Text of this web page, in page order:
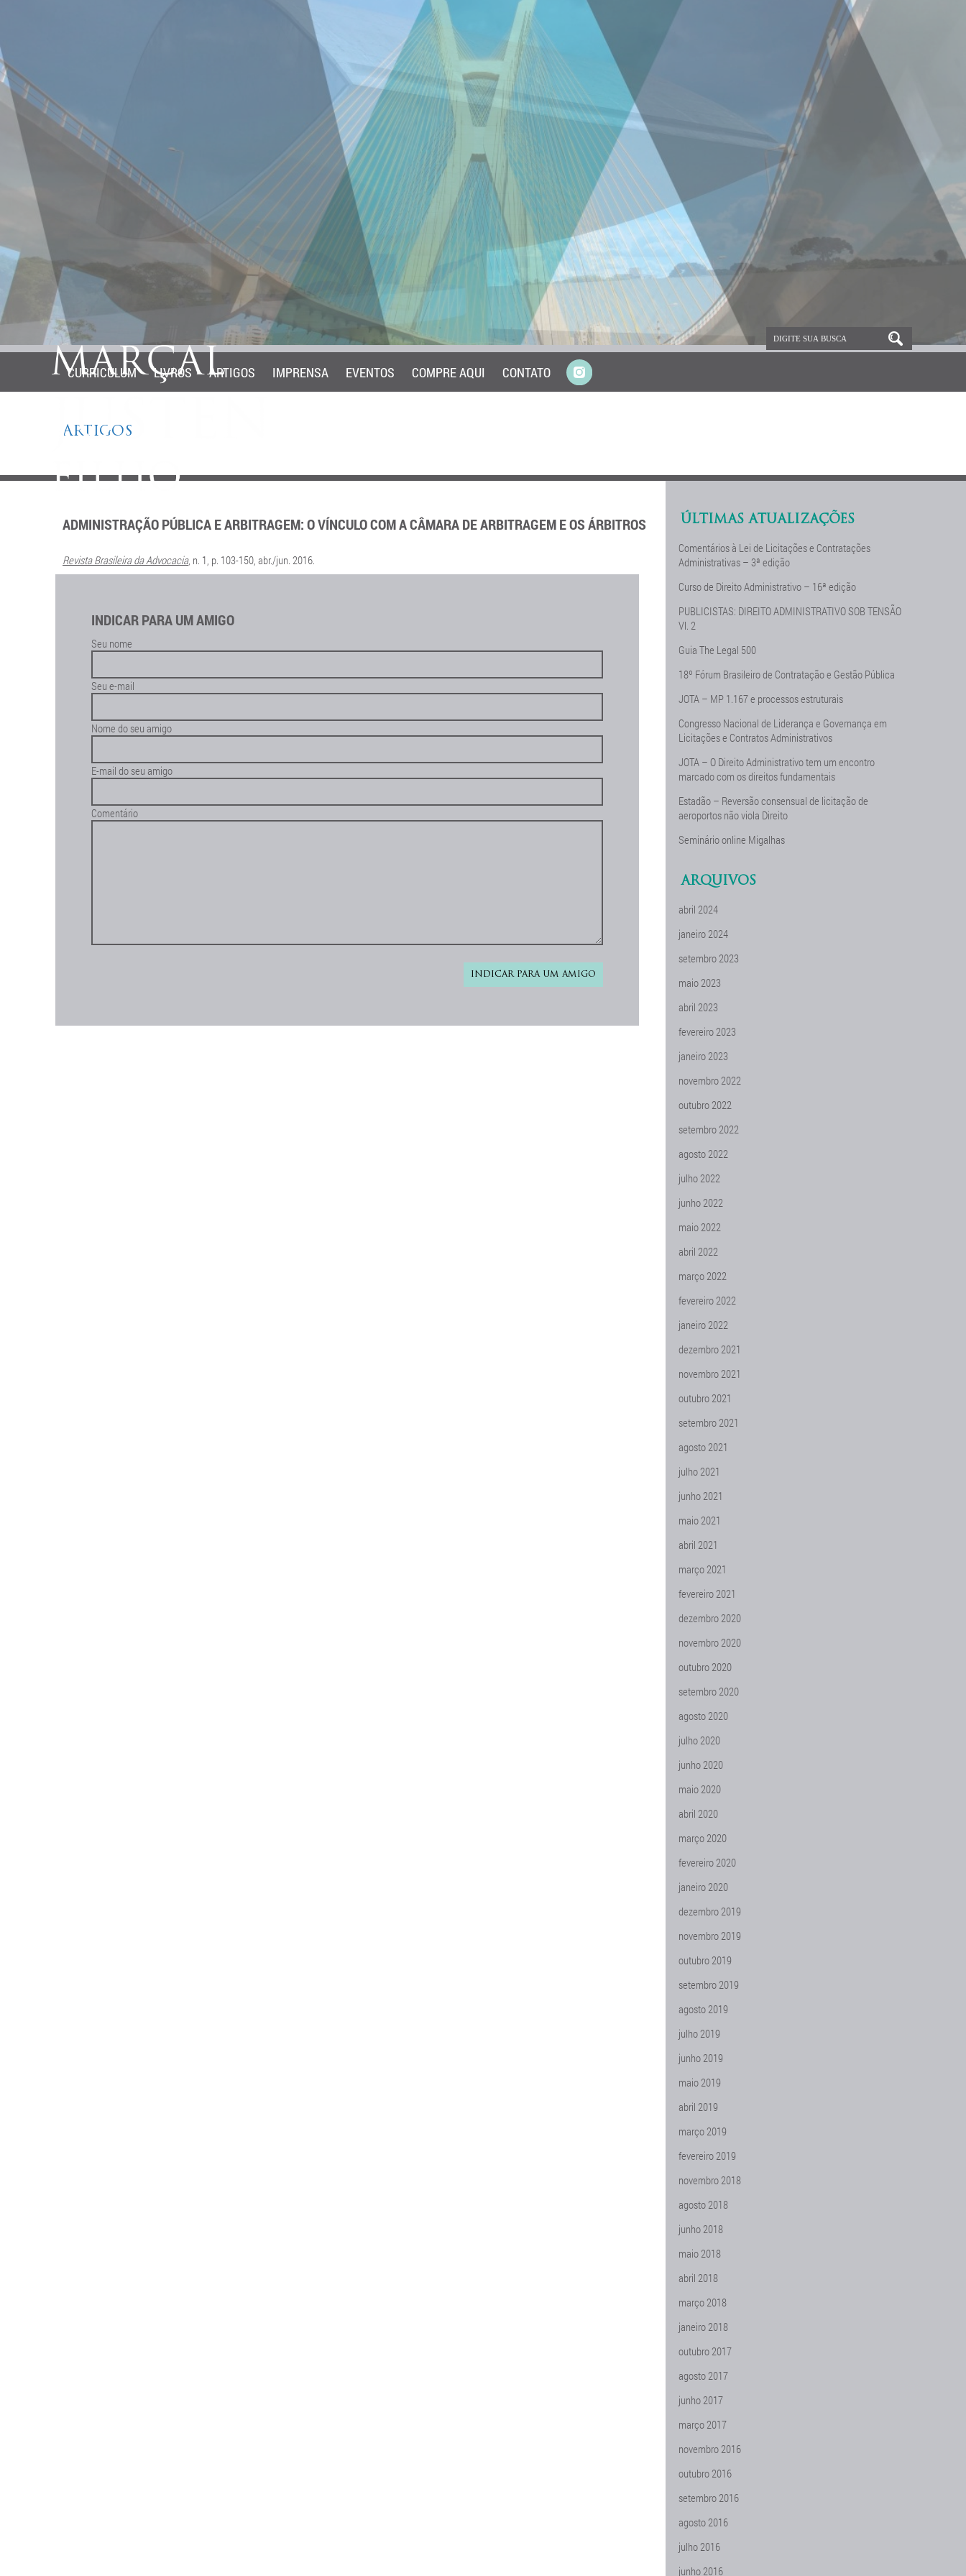
CURRICULUM LIVROS ARTIGOS IMPRENSA EVENTOS COMPRE AQUI CONTATO
ARTIGOS
ADMINISTRAÇÃO PÚBLICA E ARBITRAGEM: O VÍNCULO COM A CÂMARA DE ARBITRAGEM E OS ÁRBITROS
Revista Brasileira da Advocacia, n. 1, p. 103-150, abr./jun. 2016.
INDICAR PARA UM AMIGO
Seu nome
Seu e-mail
Nome do seu amigo
E-mail do seu amigo
Comentário
ÚLTIMAS ATUALIZAÇÕES
Comentários à Lei de Licitações e Contratações
Administrativas – 3ª edição
Curso de Direito Administrativo – 16ª edição
PUBLICISTAS: DIREITO ADMINISTRATIVO SOB TENSÃO
Vl. 2
Guia The Legal 500
18º Fórum Brasileiro de Contratação e Gestão Pública
JOTA – MP 1.167 e processos estruturais
Congresso Nacional de Liderança e Governança em
Licitações e Contratos Administrativos
JOTA – O Direito Administrativo tem um encontro
marcado com os direitos fundamentais
Estadão – Reversão consensual de licitação de
aeroportos não viola Direito
Seminário online Migalhas
ARQUIVOS
abril 2024
janeiro 2024
setembro 2023
maio 2023
abril 2023
fevereiro 2023
janeiro 2023
novembro 2022
outubro 2022
setembro 2022
agosto 2022
julho 2022
junho 2022
maio 2022
abril 2022
março 2022
fevereiro 2022
janeiro 2022
dezembro 2021
novembro 2021
outubro 2021
setembro 2021
agosto 2021
julho 2021
junho 2021
maio 2021
abril 2021
março 2021
fevereiro 2021
dezembro 2020
novembro 2020
outubro 2020
setembro 2020
agosto 2020
julho 2020
junho 2020
maio 2020
abril 2020
março 2020
fevereiro 2020
janeiro 2020
dezembro 2019
novembro 2019
outubro 2019
setembro 2019
agosto 2019
julho 2019
junho 2019
maio 2019
abril 2019
março 2019
fevereiro 2019
novembro 2018
agosto 2018
junho 2018
maio 2018
abril 2018
março 2018
janeiro 2018
outubro 2017
agosto 2017
junho 2017
março 2017
novembro 2016
outubro 2016
setembro 2016
agosto 2016
julho 2016
junho 2016